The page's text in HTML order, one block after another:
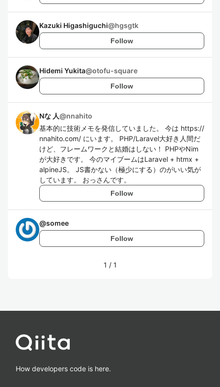
Kazuki Higashiguchi@hgsgtk
Follow
Hidemi Yukita@otofu-square
Follow
Nな 人@nnahito
基本的に技術メモを発信していました。 今は https://
nnahito.com/ にいます。 PHP/Laravel大好き人間だ
けど、フレームワークと結婚はしない！ PHPやNim
が大好きです。 今のマイブームはLaravel + htmx +
alpineJS。 JS書かない（極少にする）のがいい気が
しています。 おっさんです。
Follow
@somee
Follow
1 / 1
How developers code is here.